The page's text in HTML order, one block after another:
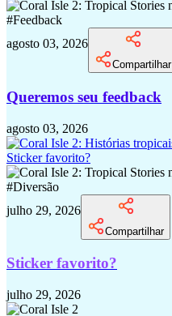
#Feedback
agosto 03, 2026
Compartilhar
Queremos seu feedback
agosto 03, 2026
Sticker favorito?
#Diversão
julho 29, 2026
Compartilhar
Sticker favorito?
julho 29, 2026